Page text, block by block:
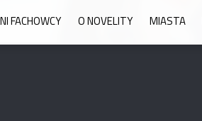
FACHOWCY O NOVELITY MIASTA